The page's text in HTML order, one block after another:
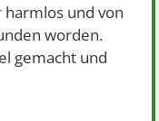
und von
worden.
gemacht und